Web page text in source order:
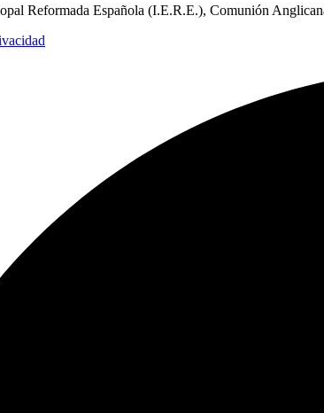
Reformada Española (I.E.R.E.), Comunión